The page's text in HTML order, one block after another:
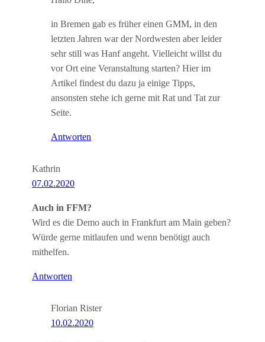
in Bremen gab es früher einen GMM, in den
letzten Jahren war der Nordwesten aber leider
sehr still was Hanf angeht. Vielleicht willst du
vor Ort eine Veranstaltung starten? Hier im
Artikel findest du dazu ja einige Tipps,
ansonsten stehe ich gerne mit Rat und Tat zur
Seite.
Antworten
Kathrin
07.02.2020
Auch in FFM?
Wird es die Demo auch in Frankfurt am Main geben?
Würde gerne mitlaufen und wenn benötigt auch
mithelfen.
Antworten
Florian Rister
10.02.2020